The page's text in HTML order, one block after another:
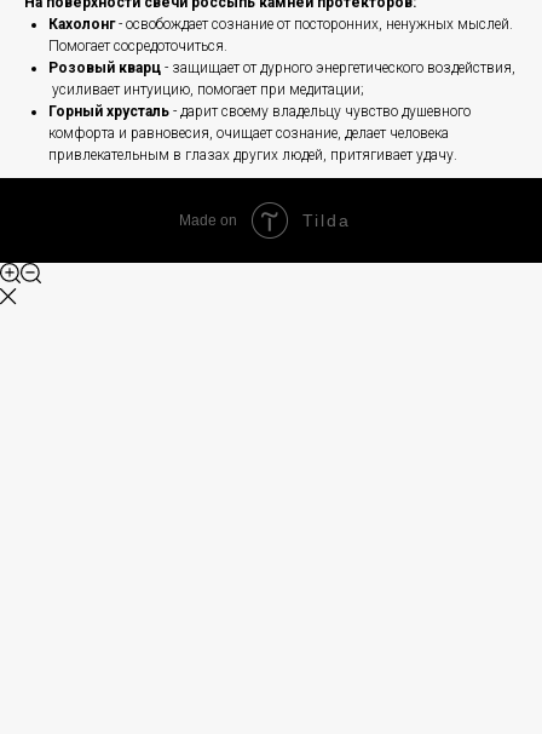
Кахолонг- освобождает сознание от посторонних, ненужных мыслей.
Помогает сосредоточиться.
Розовый кварц - защищает от дурного энергетического воздействия,
усиливает интуицию, помогает при медитации;
Горный хрусталь - дарит своему владельцу чувство душевного
комфорта и равновесия, очищает сознание, делает человека
привлекательным в глазах других людей, притягивает удачу.
Made on Tilda